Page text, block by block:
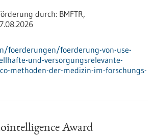
durch: BMFTR,
foerderungen/foerderung-von-use-
und-versorgungsrelevante-
methoden-der-medizin-im-forschungs-
Award